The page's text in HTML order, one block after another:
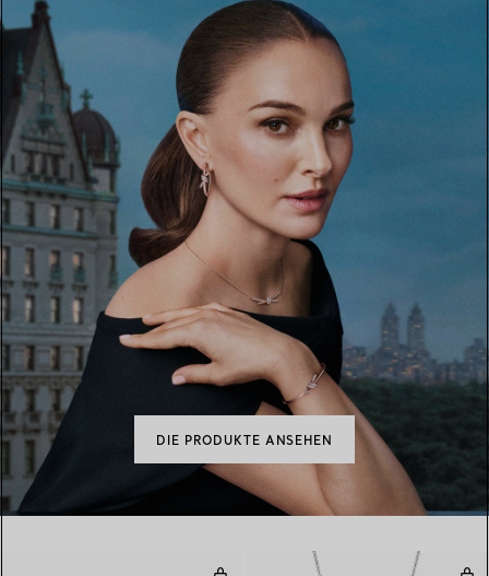
DIE PRODUKTE ANSEHEN